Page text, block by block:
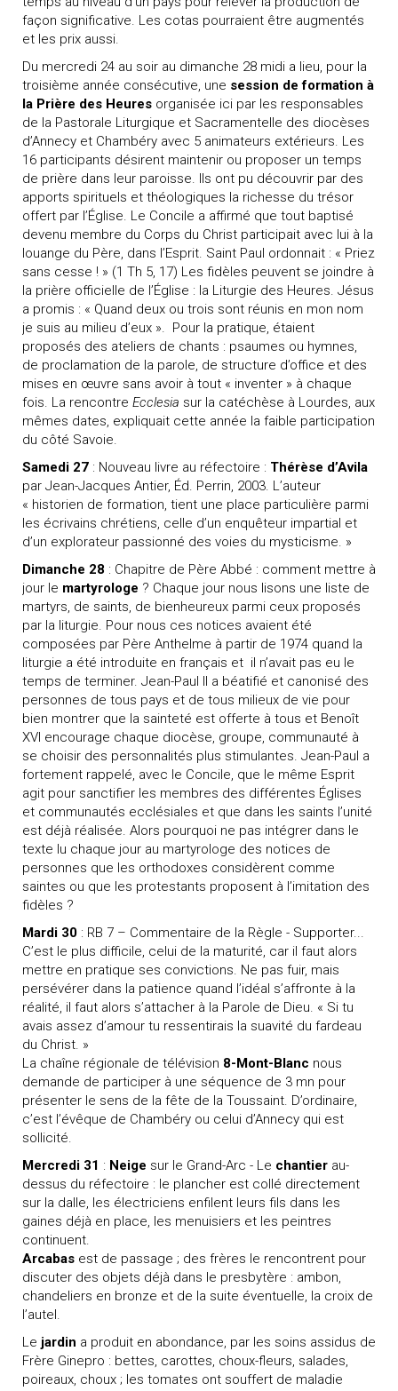
façon significative. Les cotas pourraient être augmentés
et les prix aussi.
Du mercredi 24 au soir au dimanche 28 midi a lieu, pour la
troisième année consécutive, une session de formation à
la Prière des Heures organisée ici par les responsables
de la Pastorale Liturgique et Sacramentelle des diocèses
d’Annecy et Chambéry avec 5 animateurs extérieurs. Les
16 participants désirent maintenir ou proposer un temps
de prière dans leur paroisse. Ils ont pu découvrir par des
apports spirituels et théologiques la richesse du trésor
offert par l’Église. Le Concile a affirmé que tout baptisé
devenu membre du Corps du Christ participait avec lui à la
louange du Père, dans l’Esprit. Saint Paul ordonnait : « Priez
sans cesse ! » (1 Th 5, 17) Les fidèles peuvent se joindre à
la prière officielle de l’Église : la Liturgie des Heures. Jésus
a promis : « Quand deux ou trois sont réunis en mon nom
je suis au milieu d’eux ». Pour la pratique, étaient
proposés des ateliers de chants : psaumes ou hymnes,
de proclamation de la parole, de structure d’office et des
mises en œuvre sans avoir à tout « inventer » à chaque
fois. La rencontre Ecclesia sur la catéchèse à Lourdes, aux
mêmes dates, expliquait cette année la faible participation
du côté Savoie.
Samedi 27 : Nouveau livre au réfectoire : Thérèse d’Avila
par Jean-Jacques Antier, Éd. Perrin, 2003. L’auteur
« historien de formation, tient une place particulière parmi
les écrivains chrétiens, celle d’un enquêteur impartial et
d’un explorateur passionné des voies du mysticisme. »
Dimanche 28 : Chapitre de Père Abbé : comment mettre à
jour le martyrologe ? Chaque jour nous lisons une liste de
martyrs, de saints, de bienheureux parmi ceux proposés
par la liturgie. Pour nous ces notices avaient été
composées par Père Anthelme à partir de 1974 quand la
liturgie a été introduite en français et il n’avait pas eu le
temps de terminer. Jean-Paul II a béatifié et canonisé des
personnes de tous pays et de tous milieux de vie pour
bien montrer que la sainteté est offerte à tous et Benoît
XVI encourage chaque diocèse, groupe, communauté à
se choisir des personnalités plus stimulantes. Jean-Paul a
fortement rappelé, avec le Concile, que le même Esprit
agit pour sanctifier les membres des différentes Églises
et communautés ecclésiales et que dans les saints l’unité
est déjà réalisée. Alors pourquoi ne pas intégrer dans le
texte lu chaque jour au martyrologe des notices de
personnes que les orthodoxes considèrent comme
saintes ou que les protestants proposent à l’imitation des
fidèles ?
Mardi 30 : RB 7 – Commentaire de la Règle - Supporter...
C’est le plus difficile, celui de la maturité, car il faut alors
mettre en pratique ses convictions. Ne pas fuir, mais
persévérer dans la patience quand l’idéal s’affronte à la
réalité, il faut alors s’attacher à la Parole de Dieu. « Si tu
avais assez d’amour tu ressentirais la suavité du fardeau
du Christ. »
La chaîne régionale de télévision 8-Mont-Blanc nous
demande de participer à une séquence de 3 mn pour
présenter le sens de la fête de la Toussaint. D’ordinaire,
c’est l’évêque de Chambéry ou celui d’Annecy qui est
sollicité.
Mercredi 31 : Neige sur le Grand-Arc - Le chantier au-
dessus du réfectoire : le plancher est collé directement
sur la dalle, les électriciens enfilent leurs fils dans les
gaines déjà en place, les menuisiers et les peintres
continuent.
Arcabas est de passage ; des frères le rencontrent pour
discuter des objets déjà dans le presbytère : ambon,
chandeliers en bronze et de la suite éventuelle, la croix de
l’autel.
Le jardin a produit en abondance, par les soins assidus de
Frère Ginepro : bettes, carottes, choux-fleurs, salades,
poireaux, choux ; les tomates ont souffert de maladie